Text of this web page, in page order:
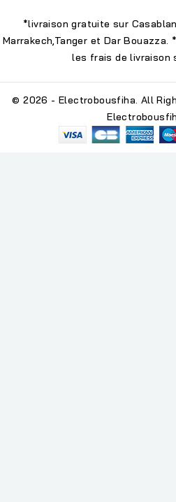
*livraison gratuite sur
Marrakech,Tanger et Dar
les frais de livraison
© 2026 - Electrobousfiha. All